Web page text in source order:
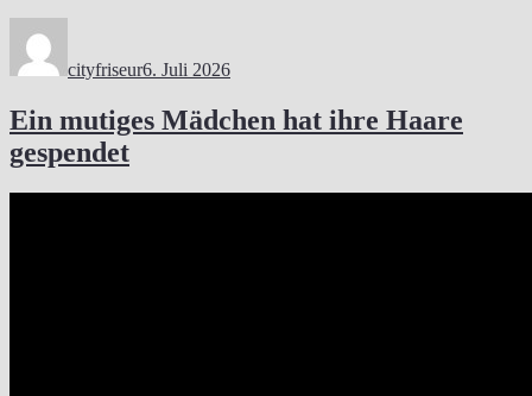
cityfriseur6. Juli 2026
Ein mutiges Mädchen hat ihre Haare
gespendet